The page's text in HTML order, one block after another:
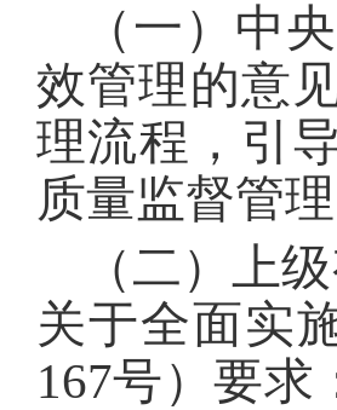
（一）中
效管理的意
理流程，引
质量监督管理
（二）上
关于全面实
167号）要